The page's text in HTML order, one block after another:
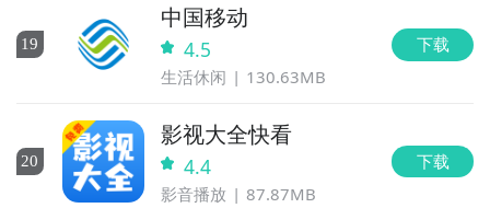
19
中国移动
4.5
生活休闲 130.63MB
下载
20
影视大全快看
4.4
影音播放 87.87MB
下载